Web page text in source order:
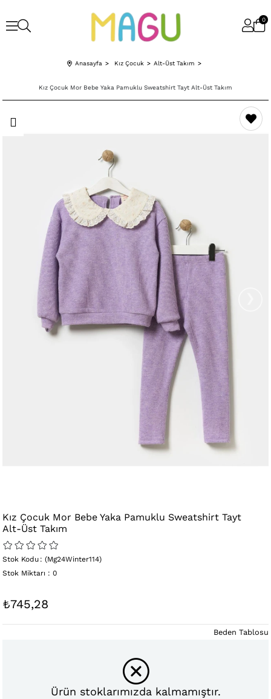
0
Anasayfa Kız Çocuk Alt-Üst Takım
Kız Çocuk Mor Bebe Yaka Pamuklu Sweatshirt Tayt Alt-Üst Takım
Kız Çocuk Mor Bebe Yaka Pamuklu Sweatshirt Tayt
Alt-Üst Takım
(Mg24Winter114)
Stok Kodu
Stok Miktarı : 0
₺745,28
Ürün stoklarımızda kalmamıştır.
Beden Tablosu